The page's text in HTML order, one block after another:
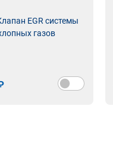
EGR системы
газов